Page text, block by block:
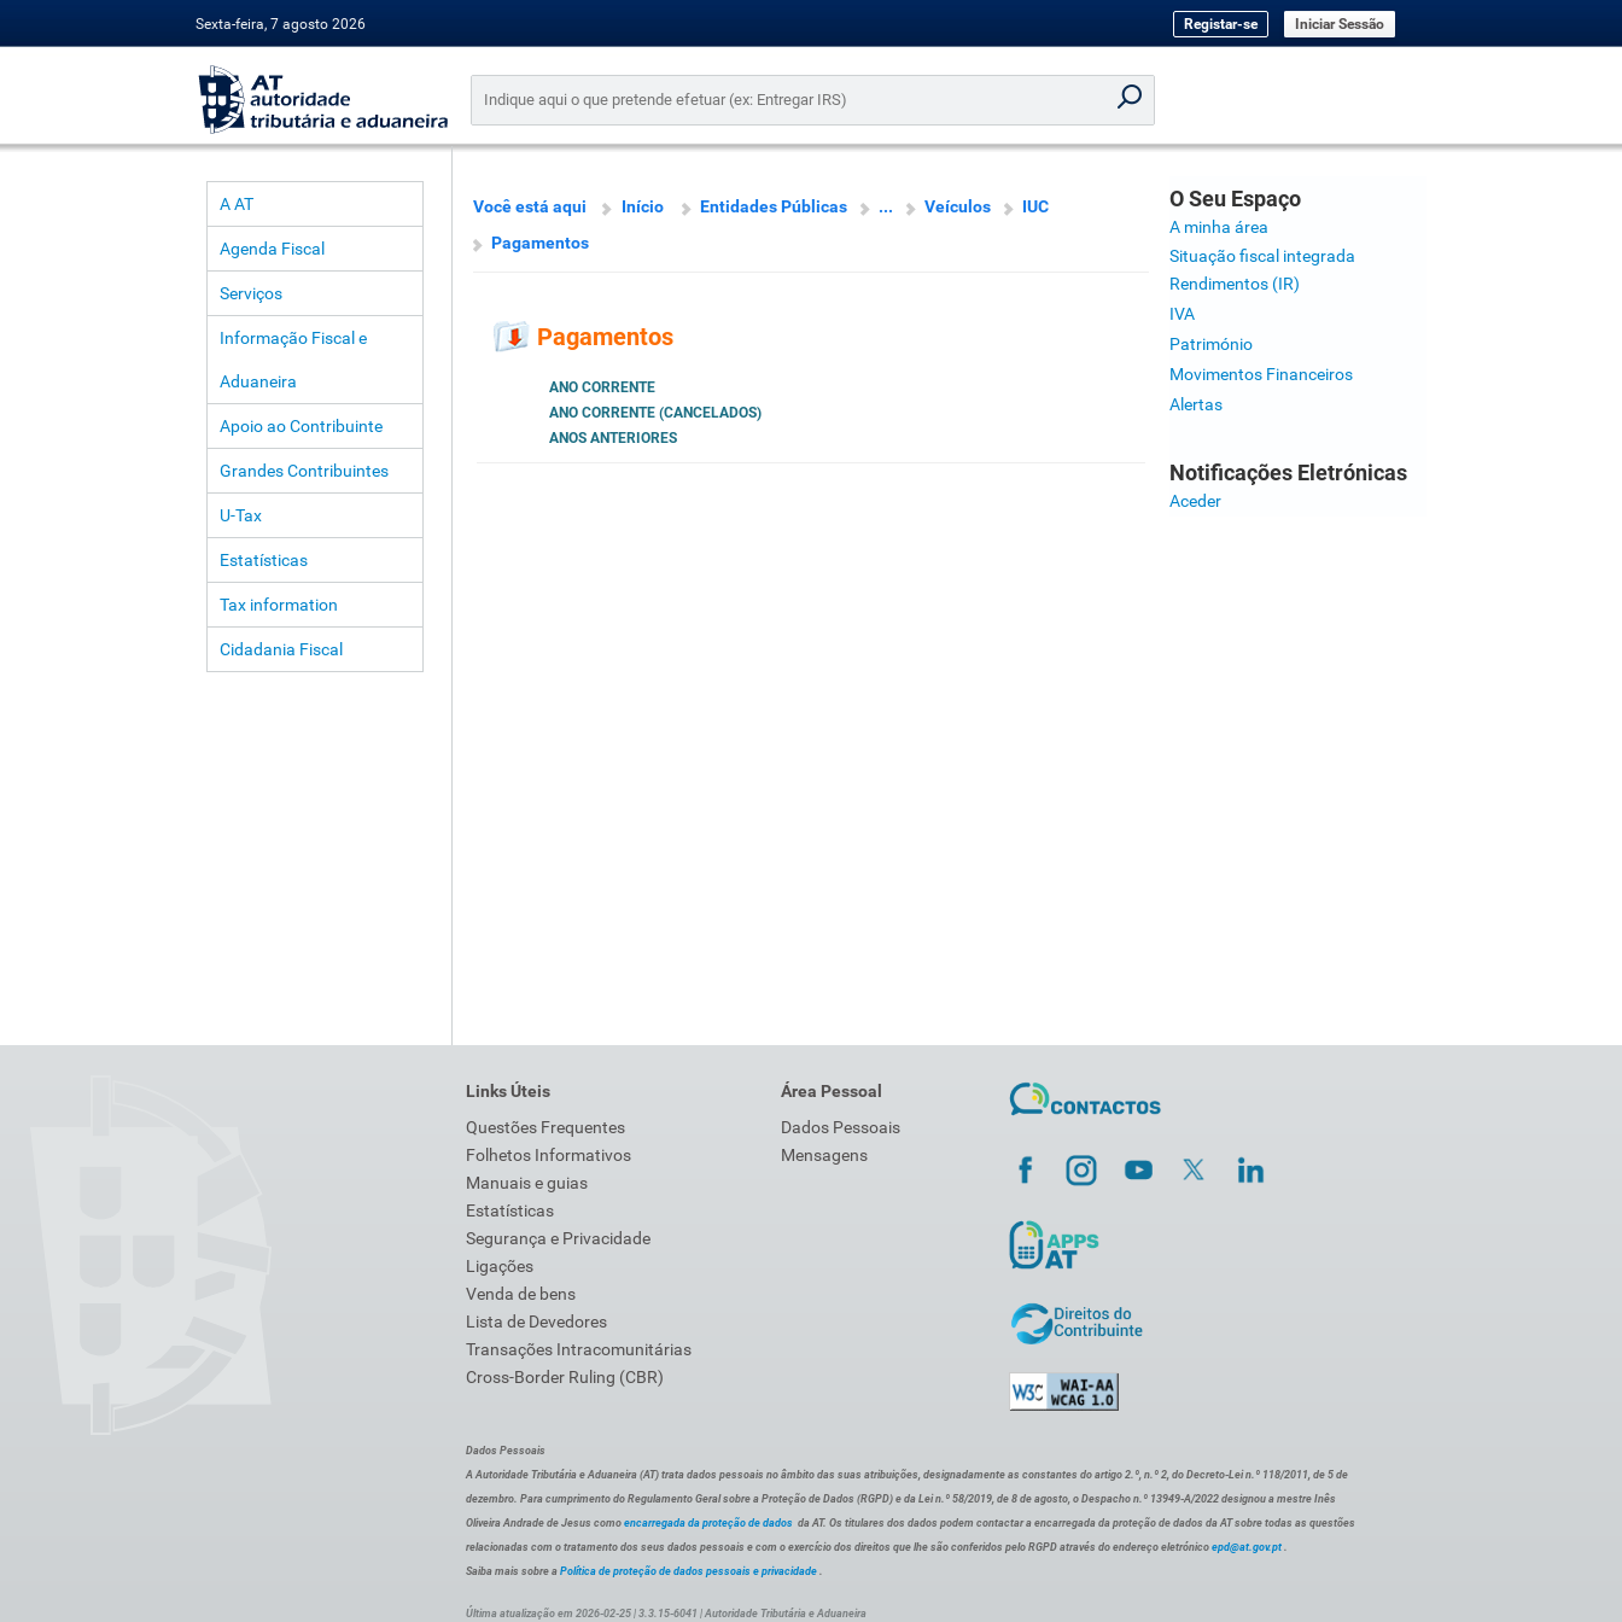
Sexta-feira, 7 agosto 2026 Registar-se Iniciar Sessão
A AT
Agenda Fiscal
Serviços
Informação Fiscal e
Aduaneira
Apoio ao Contribuinte
Grandes Contribuintes
U-Tax
Estatísticas
Tax information
Cidadania Fiscal
Você está aqui Início Entidades Públicas ... Veículos
IUC
Pagamentos
Pagamentos
ANO CORRENTE
ANO CORRENTE (CANCELADOS)
ANOS ANTERIORES
O Seu Espaço
A minha área
Situação fiscal integrada
Rendimentos (IR)
IVA
Património
Movimentos Financeiros
Alertas
Notificações Eletrónicas
Aceder
Links Úteis
Questões Frequentes
Folhetos Informativos
Manuais e guias
Estatísticas
Segurança e Privacidade
Ligações
Venda de bens
Lista de Devedores
Transações Intracomunitárias
Cross-Border Ruling (CBR)
Área Pessoal
Dados Pessoais
Mensagens
Dados Pessoais
A Autoridade Tributária e Aduaneira (AT) trata dados pessoais no âmbito das suas atribuições, designadamente as constantes do artigo 2.º, n.º 2, do Decreto-Lei n.º 118/2011, de 5 de
dezembro. Para cumprimento do Regulamento Geral sobre a Proteção de Dados (RGPD) e da Lei n.º 58/2019, de 8 de agosto, o Despacho n.º 13949-A/2022 designou a mestre Inês
Oliveira Andrade de Jesus como encarregada da proteção de dados da AT. Os titulares dos dados podem contactar a encarregada da proteção de dados da AT sobre todas as questões
relacionadas com o tratamento dos seus dados pessoais e com o exercício dos direitos que lhe são conferidos pelo RGPD através do endereço eletrónico epd@at.gov.pt .
Saiba mais sobre a Política de proteção de dados pessoais e privacidade .
Última atualização em 2026-02-25 | 3.3.15-6041 | Autoridade Tributária e Aduaneira